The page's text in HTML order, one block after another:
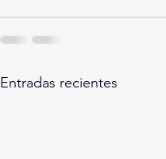
Entradas recientes